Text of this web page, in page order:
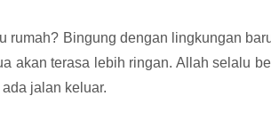
rumah? Bingung dengan lingkungan
akan terasa lebih ringan. Allah selalu
ada jalan keluar.